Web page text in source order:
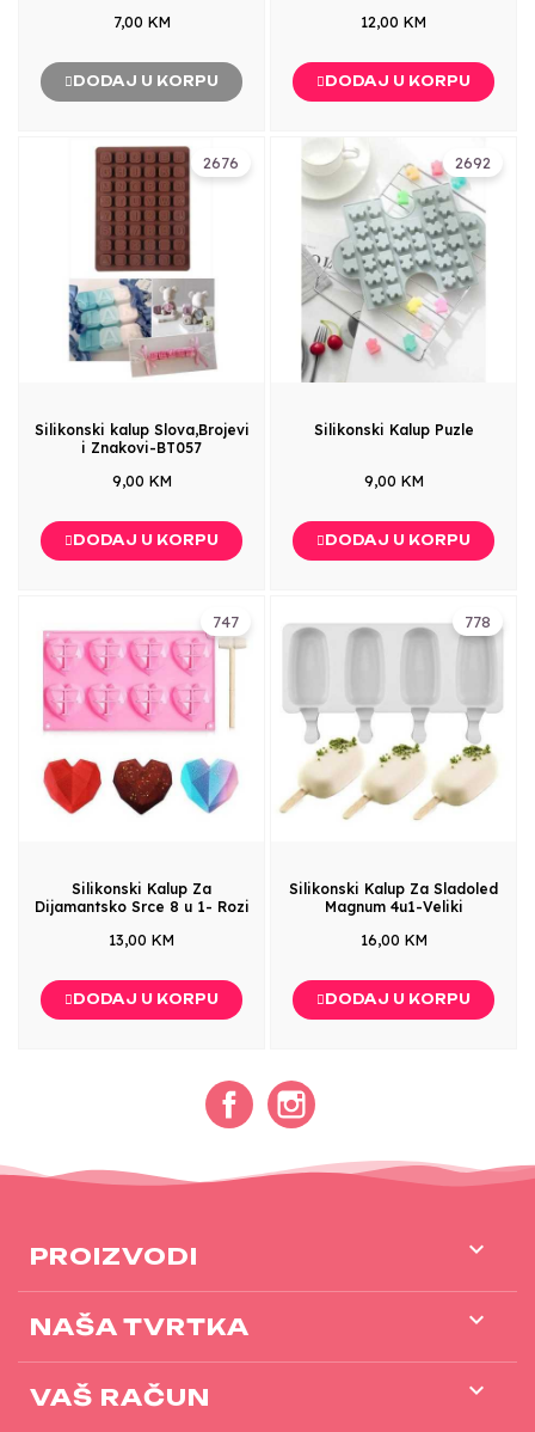
7,00 KM
DODAJ U KORPU
12,00 KM
DODAJ U KORPU
2676
Silikonski kalup Slova,Brojevi
i Znakovi-BT057
9,00 KM
DODAJ U KORPU
2692
Silikonski Kalup Puzle
9,00 KM
DODAJ U KORPU
747
Silikonski Kalup Za
Dijamantsko Srce 8 u 1- Rozi
13,00 KM
DODAJ U KORPU
778
Silikonski Kalup Za Sladoled
Magnum 4u1-Veliki
16,00 KM
DODAJ U KORPU
Facebook
PROIZVODI 
NAŠA TVRTKA 
VAŠ RAČUN 